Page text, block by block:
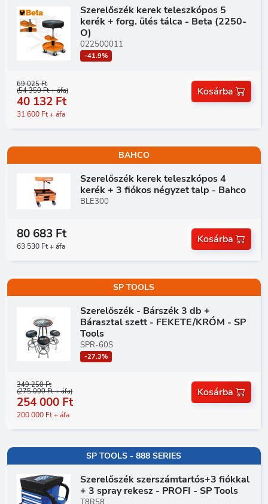
Szerelőszék kerek teleszkópos 5
kerék + forg. ülés tálca - Beta (2250-
O)
022500011
-41.9%
69 025 Ft
(54 350 Ft + áfa)
40 132 Ft
31 600 Ft + áfa
Kosárba
BAHCO
Szerelőszék kerek teleszkópos 4
kerék + 3 fiókos négyzet talp - Bahco
BLE300
80 683 Ft
63 530 Ft + áfa
Kosárba
SP TOOLS
Szerelőszék - Bárszék 3 db +
Bárasztal szett - FEKETE/KRÓM - SP
Tools
SPR-60S
-27.3%
349 250 Ft
(275 000 Ft + áfa)
254 000 Ft
200 000 Ft + áfa
Kosárba
SP TOOLS - 888 SERIES
Szerelőszék szerszámtartós+3 fiókkal
+ 3 spray rekesz - PROFI - SP Tools